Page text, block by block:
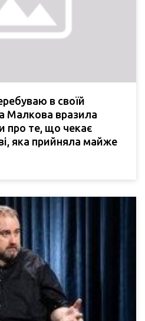
в своїй
Малкова вразила
про те, що чекає
яка прийняла майже